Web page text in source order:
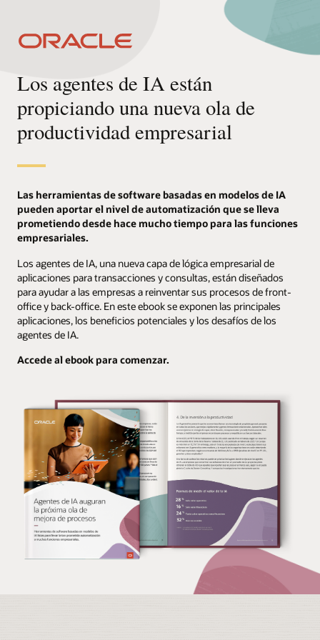
Los agentes de IA están
propiciando una nueva ola de
productividad empresarial
Las herramientas de software basadas en modelos de IA
pueden aportar el nivel de automatización que se lleva
prometiendo desde hace mucho tiempo para las funciones
empresariales.
Los agentes de IA, una nueva capa de lógica empresarial de
aplicaciones para transacciones y consultas, están diseñados
para ayudar a las empresas a reinventar sus procesos de front-
office y back-office. En este ebook se exponen las principales
aplicaciones, los beneficios potenciales y los desafíos de los
agentes de IA.
Accede al ebook para comenzar.